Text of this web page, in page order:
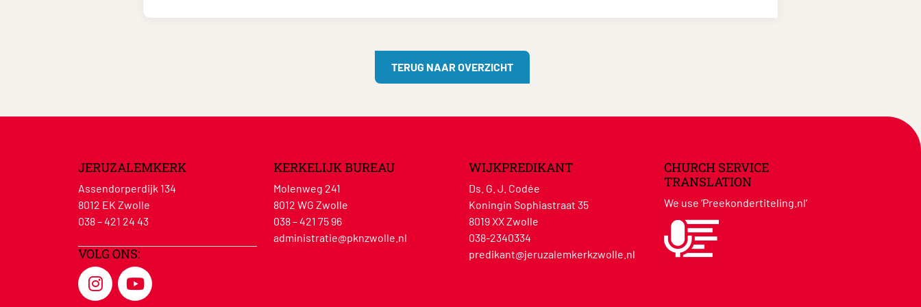
TERUG NAAR OVERZICHT
JERUZALEMKERK
Assendorperdijk 134
8012 EK Zwolle
038 – 421 24 43
VOLG ONS:
KERKELIJK BUREAU
Molenweg 241
8012 WG Zwolle
038 – 421 75 96
administratie@pknzwolle.nl
WIJKPREDIKANT
Ds. G. J. Codée
Koningin Sophiastraat 35
8019 XX Zwolle
038-2340334
predikant@jeruzalemkerkzwolle.nl
CHURCH SERVICE
TRANSLATION
We use ‘Preekondertiteling.nl’